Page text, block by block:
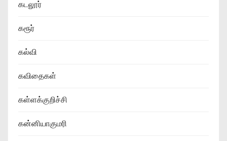
கடலூர்
கரூர்
கல்வி
கவிதைகள்
கள்ளக்குறிச்சி
கன்னியாகுமரி